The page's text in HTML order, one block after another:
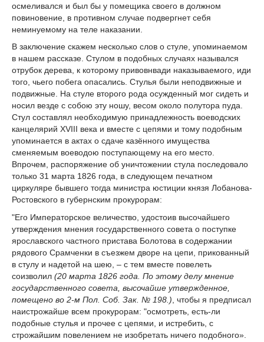
осмеливался и был бы у помещика своего в должном
повиновение, в противном случае подвергнет себя
неминуемому на теле наказании.
В заключение скажем несколько слов о стуле, упоминаемом
в нашем рассказе. Стулом в подобных случаях назывался
отрубок дерева, к которому привовнвади наказываемого, иди
того, чьего побега опасались. Стулья были неподвижные и
подвижные. На стуле второго рода осужденный мог сидеть и
носил везде с собою эту ношу, весом около полутора пуда.
Стул составлял необходимую принадлежность воеводских
канцелярий XVIII века и вместе с цепями и тому подобным
упоминается в актах о сдаче казённого имущества
сменяемым воеводою поступающему на его место.
Впрочем, распоряжение об уничтожении стула последовало
только 31 марта 1826 года, в следующем печатном
циркуляре бывшего тогда министра юстиции князя Лобанова-
Ростовского в губернским прокурорам:
"Его Императорское величество, удостоив высочайшего
утверждения мнения государственного совета о поступке
ярославского частного пристава Болотова в содержании
рядового Срамченки в съезжем дворе на цепи, прикованный
в стулу и надетой на шею, – с тем вместе повелеть
соизволил (20 марта 1826 года. По этому делу мнение
государственного совета, высочайше утвержденное,
помещено во 2-м Пол. Соб. Зак. № 198.) , чтобы я предписал
наистрожайше всем прокурорам: "осмотреть, есть-ли
подобные стулья и прочее с цепями, и истребить, с
строжайшим повелением не изобретать ничего подобного».